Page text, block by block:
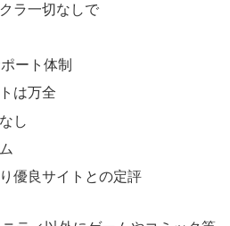
ラ一切なしで
ート体制
は万全
し
優良サイトとの定評